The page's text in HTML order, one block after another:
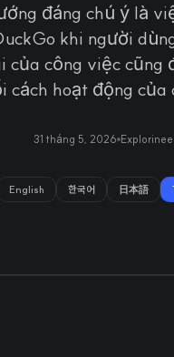
đáng chú ý là
khi người
của công việc cũng
hoạt động của
31 tháng 5, 2026
English 한국어 日本語